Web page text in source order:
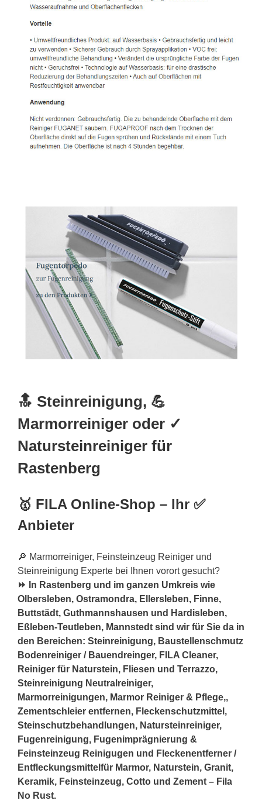
🔝 Steinreinigung, 💪
Marmorreiniger oder ✓
Natursteinreiniger für
Rastenberg
🥇 FILA Online-Shop – Ihr ✅
Anbieter
🔎 Marmorreiniger, Feinsteinzeug Reiniger und
Steinreinigung Experte bei Ihnen vorort gesucht?
⏩ In Rastenberg und im ganzen Umkreis wie
Olbersleben, Ostramondra, Ellersleben, Finne,
Buttstädt, Guthmannshausen und Hardisleben,
Eßleben-Teutleben, Mannstedt sind wir für Sie da in
den Bereichen: Steinreinigung, Baustellenschmutz
Bodenreiniger / Bauendreinger, FILA Cleaner,
Reiniger für Naturstein, Fliesen und Terrazzo,
Steinreinigung Neutralreiniger,
Marmorreinigungen, Marmor Reiniger & Pflege,,
Zementschleier entfernen, Fleckenschutzmittel,
Steinschutzbehandlungen, Natursteinreiniger,
Fugenreinigung, Fugenimprägnierung &
Feinsteinzeug Reinigugen und Fleckenentferner /
Entfleckungsmittelfür Marmor, Naturstein, Granit,
Keramik, Feinsteinzeug, Cotto und Zement – Fila
No Rust.